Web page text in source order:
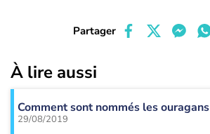
Partager
À lire aussi
Comment sont nommés les ouragans
29/08/2019